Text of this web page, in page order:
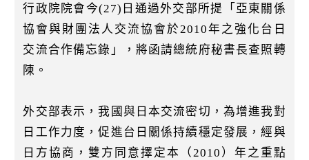
行政院院會今(27)日通過外交部所提「亞東關係
協會與財團法人交流協會於2010年之強化台日
交流合作備忘錄」，將函請總統府秘書長查照轉
陳。
外交部表示，我國與日本交流密切，為增進我對
日工作力度，促進台日關係持續穩定發展，經與
日方協商，雙方同意擇定本（2010）年之重點